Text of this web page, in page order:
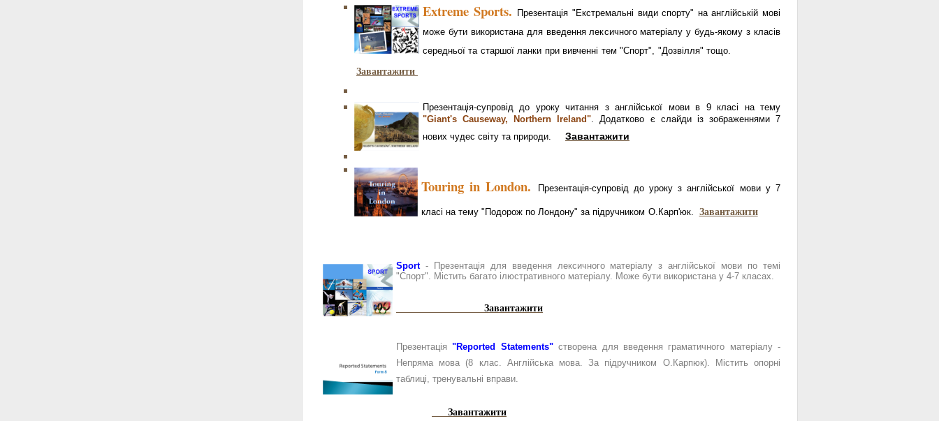
Extreme Sports. Презентація "Екстремальні види спорту" на англійській мові
може бути використана для введення лексичного матеріалу у будь-якому з класів
середньої та старшої ланки при вивченні тем "Спорт", "Дозвілля" тощо.
Завантажити
Презентація-супровід до уроку читання з англійської мови в 9 класі на тему
"Giant's Causeway, Northern Ireland" . Додатково є слайди із зображеннями 7
нових чудес світу та природи. Завантажити
Touring in London. Презентація-супровід до уроку з англійської мови у 7
класі на тему "Подорож по Лондону" за підручником О.Карп'юк. Завантажити
Sport- Презентація для введення лексичного матеріалу з англійської мови по темі
"Спорт". Містить багато ілюстративного матеріалу. Може бути використана у 4-7 класах.
Завантажити
Презентація"Reported Statements"створена для введення граматичного матеріалу -
Непряма мова (8 клас. Англійська мова. За підручником О.Карпюк). Містить опорні
таблиці, тренувальні вправи.
Завантажити